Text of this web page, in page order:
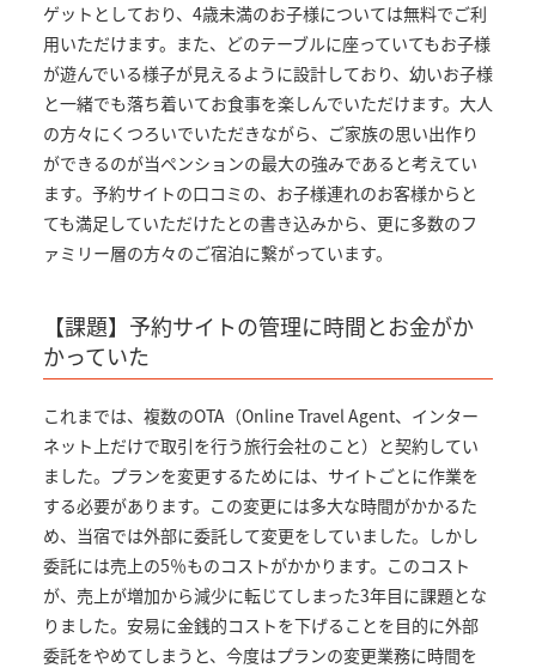
ゲットとしており、4歳未満のお子様については無料でご利
用いただけます。また、どのテーブルに座っていてもお子様
が遊んでいる様子が見えるように設計しており、幼いお子様
と一緒でも落ち着いてお食事を楽しんでいただけます。大人
の方々にくつろいでいただきながら、ご家族の思い出作り
ができるのが当ペンションの最大の強みであると考えてい
ます。予約サイトの口コミの、お子様連れのお客様からと
ても満足していただけたとの書き込みから、更に多数のフ
ァミリー層の方々のご宿泊に繋がっています。
【課題】予約サイトの管理に時間とお金がか
かっていた
これまでは、複数のOTA（Online Travel Agent、インター
ネット上だけで取引を行う旅行会社のこと）と契約してい
ました。プランを変更するためには、サイトごとに作業を
する必要があります。この変更には多大な時間がかかるた
め、当宿では外部に委託して変更をしていました。しかし
委託には売上の5％ものコストがかかります。このコスト
が、売上が増加から減少に転じてしまった3年目に課題とな
りました。安易に金銭的コストを下げることを目的に外部
委託をやめてしまうと、今度はプランの変更業務に時間を